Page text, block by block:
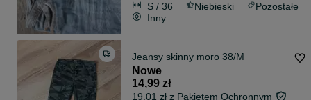
S / 36 Niebieski
Pozostałe
Inny
Jeansy skinny moro 38/M
Nowe
14,99 zł
19,01 zł z Pakietem Ochronnym